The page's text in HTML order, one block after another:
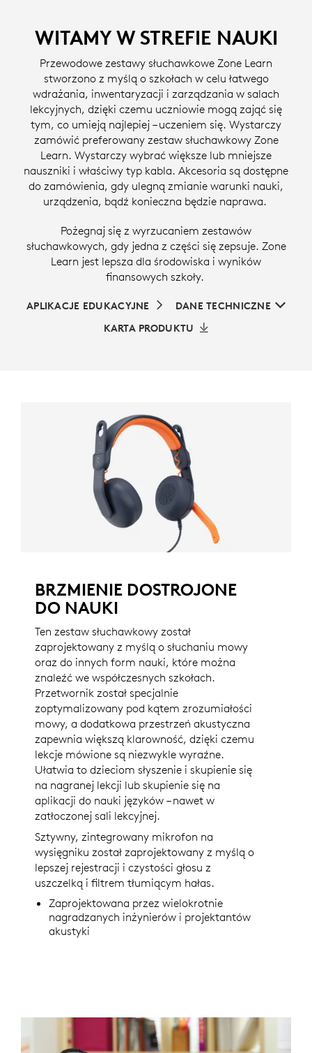
WITAMY W STREFIE NAUKI
Przewodowe zestawy słuchawkowe Zone Learn
stworzono z myślą o szkołach w celu łatwego
wdrażania, inwentaryzacji i zarządzania w salach
lekcyjnych, dzięki czemu uczniowie mogą zająć się
tym, co umieją najlepiej – uczeniem się. Wystarczy
zamówić preferowany zestaw słuchawkowy Zone
Learn. Wystarczy wybrać większe lub mniejsze
nauszniki i właściwy typ kabla. Akcesoria są dostępne
do zamówienia, gdy ulegną zmianie warunki nauki,
urządzenia, bądź konieczna będzie naprawa.
Pożegnaj się z wyrzucaniem zestawów
słuchawkowych, gdy jedna z części się zepsuje. Zone
Learn jest lepsza dla środowiska i wyników
finansowych szkoły.
APLIKACJE EDUKACYJNE
DANE TECHNICZNE
KARTA PRODUKTU
BRZMIENIE DOSTROJONE
DO NAUKI
Ten zestaw słuchawkowy został
zaprojektowany z myślą o słuchaniu mowy
oraz do innych form nauki, które można
znaleźć we współczesnych szkołach.
Przetwornik został specjalnie
zoptymalizowany pod kątem zrozumiałości
mowy, a dodatkowa przestrzeń akustyczna
zapewnia większą klarowność, dzięki czemu
lekcje mówione są niezwykle wyraźne.
Ułatwia to dzieciom słyszenie i skupienie się
na nagranej lekcji lub skupienie się na
aplikacji do nauki języków – nawet w
zatłoczonej sali lekcyjnej.
Sztywny, zintegrowany mikrofon na
wysięgniku został zaprojektowany z myślą o
lepszej rejestracji i czystości głosu z
uszczelką i filtrem tłumiącym hałas.
Zaprojektowana przez wielokrotnie
nagradzanych inżynierów i projektantów
akustyki